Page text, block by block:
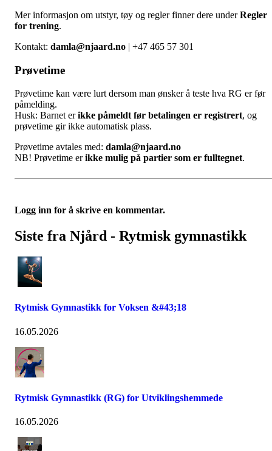
Mer informasjon om utstyr, tøy og regler finner dere underRegler
for trening.
Kontakt: damla@njaard.no | +47 465 57 301
Prøvetime
Prøvetime kan være lurt dersom man ønsker å teste hva RG er før
påmelding.
Husk: Barnet erikke påmeldt før betalingen er registrert, og
prøvetime gir ikke automatisk plass.
Prøvetime avtales med: damla@njaard.no
NB! Prøvetime erikke mulig på partier som er fulltegnet.
Logg inn for å skrive en kommentar.
Siste fra Njård - Rytmisk gymnastikk
Rytmisk Gymnastikk for Voksen &#43;18
16.05.2026
Rytmisk Gymnastikk (RG) for Utviklingshemmede
16.05.2026